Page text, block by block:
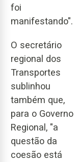
foi
manifestando".
O secretário
regional dos
Transportes
sublinhou
também que,
para o Governo
Regional, "a
questão da
coesão está